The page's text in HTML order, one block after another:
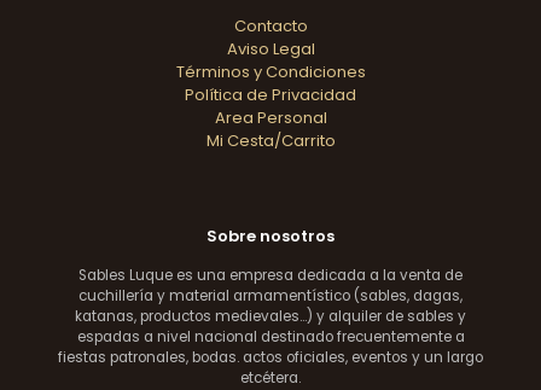
Contacto
Aviso Legal
Términos y Condiciones
Política de Privacidad
Area Personal
Mi Cesta/Carrito
Sobre nosotros
Sables Luque es una empresa dedicada a la venta de
cuchillería y material armamentístico (sables, dagas,
katanas, productos medievales...) y alquiler de sables y
espadas a nivel nacional destinado frecuentemente a
fiestas patronales, bodas. actos oficiales, eventos y un largo
etcétera.